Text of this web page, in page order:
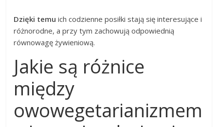
Dzięki temu ich codzienne posiłki stają się interesujące i
różnorodne, a przy tym zachowują odpowiednią
równowagę żywieniową.
Jakie są różnice
między
owowegetarianizmem